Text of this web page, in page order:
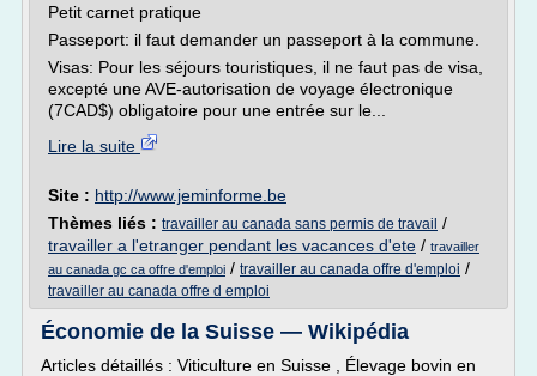
Petit carnet pratique
Passeport: il faut demander un passeport à la commune.
Visas: Pour les séjours touristiques, il ne faut pas de visa,
excepté une AVE-autorisation de voyage électronique
(7CAD$) obligatoire pour une entrée sur le...
Lire la suite
Site : http://www.jeminforme.be
Thèmes liés : travailler au canada sans permis de travail /
travailler a l'etranger pendant les vacances d'ete / travailler
au canada gc ca offre d'emploi / travailler au canada offre d'emploi /
travailler au canada offre d emploi
Économie de la Suisse — Wikipédia
Articles détaillés : Viticulture en Suisse , Élevage bovin en